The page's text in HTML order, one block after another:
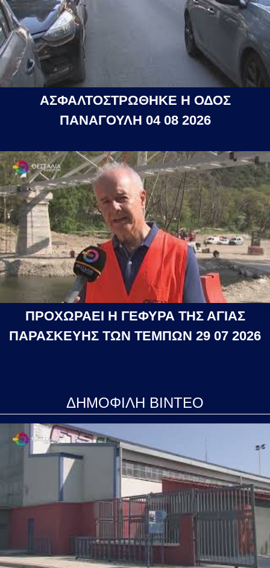
ΑΣΦΑΛΤΟΣΤΡΩΘΗΚΕ Η ΟΔΟΣ
ΠΑΝΑΓΟΥΛΗ 04 08 2026
ΠΡΟΧΩΡΑΕΙ Η ΓΕΦΥΡΑ ΤΗΣ ΑΓΙΑΣ
ΠΑΡΑΣΚΕΥΗΣ ΤΩΝ ΤΕΜΠΩΝ 29 07 2026
ΔΗΜΟΦΙΛΗ ΒΙΝΤΕΟ